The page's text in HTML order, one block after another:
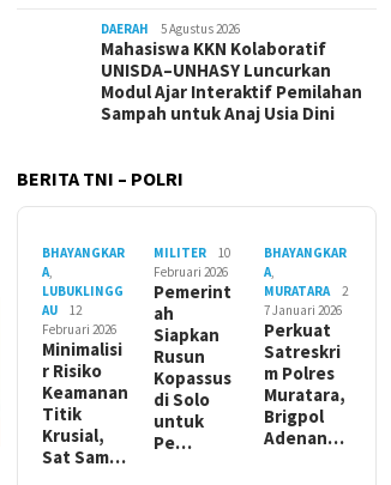
DAERAH 5 Agustus 2026
Mahasiswa KKN Kolaboratif
UNISDA–UNHASY Luncurkan
Modul Ajar Interaktif Pemilahan
Sampah untuk Anaj Usia Dini
BERITA TNI – POLRI
BHAYANGKAR
A
LUBUKLINGG
AU
12
Februari 2026
Minimalisi
r Risiko
Keamanan
Titik
Krusial,
Sat Sam…
MILITER
10
Februari 2026
Pemerint
ah
Siapkan
Rusun
Kopassus
di Solo
untuk
Pe…
BHAYANGKAR
A
MURATARA
2
7 Januari 2026
Perkuat
Satreskri
m Polres
Muratara,
Brigpol
Adenan…